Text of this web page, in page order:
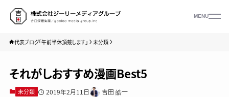
MENU
代表ブログ「午前半休頂戴します」 未分類
それがしおすすめ漫画Best5
未分類 2019年2月11日 吉田 皓一